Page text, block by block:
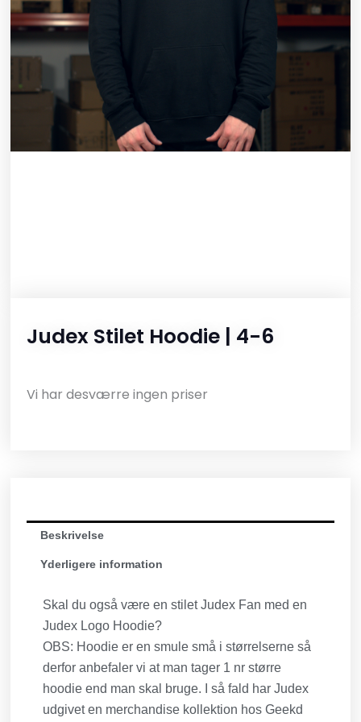
Judex Stilet Hoodie | 4-6
Vi har desværre ingen priser
Beskrivelse
Yderligere information
Skal du også være en stilet Judex Fan med en
Judex Logo Hoodie?
OBS: Hoodie er en smule små i størrelserne så
derfor anbefaler vi at man tager 1 nr større
hoodie end man skal bruge. I så fald har Judex
udgivet en merchandise kollektion hos Geekd